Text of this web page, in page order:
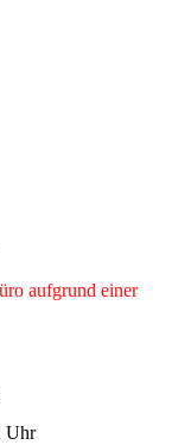
aufgrund einer
Uhr